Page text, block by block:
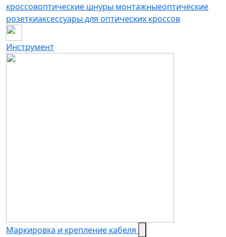
кроссовоптические шнуры монтажныеоптические
розеткиаксессуары для оптических кроссов
Инструмент
Маркировка и крепление кабеля